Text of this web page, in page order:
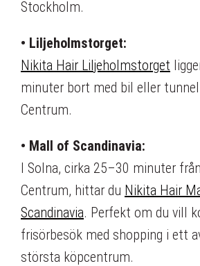
Stockholm.
• Liljeholmstorget:
Nikita Hair Liljeholmstorget
minuter bort med bil eller
Centrum.
• Mall of Scandinavia:
I Solna, cirka 25–30 minuter
Centrum, hittar du Nikita Hair
Scandinavia. Perfekt om du vill
frisörbesök med shopping i ett
största köpcentrum.